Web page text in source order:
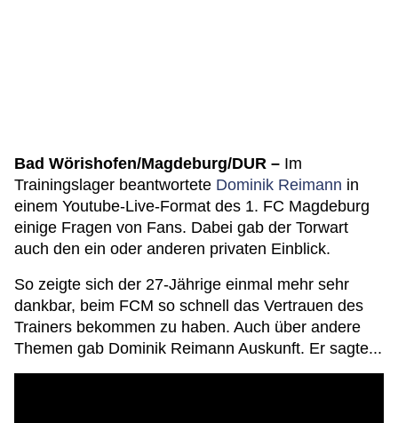
Bad Wörishofen/Magdeburg/DUR – Im
Trainingslager beantwortete Dominik Reimann in
einem Youtube-Live-Format des 1. FC Magdeburg
einige Fragen von Fans. Dabei gab der Torwart
auch den ein oder anderen privaten Einblick.
So zeigte sich der 27-Jährige einmal mehr sehr
dankbar, beim FCM so schnell das Vertrauen des
Trainers bekommen zu haben. Auch über andere
Themen gab Dominik Reimann Auskunft. Er sagte...